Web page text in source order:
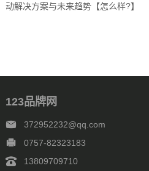
动解决方案与未来趋势【怎么样?】
123品牌网
372952232@qq.com
0757-82323183
13809709710